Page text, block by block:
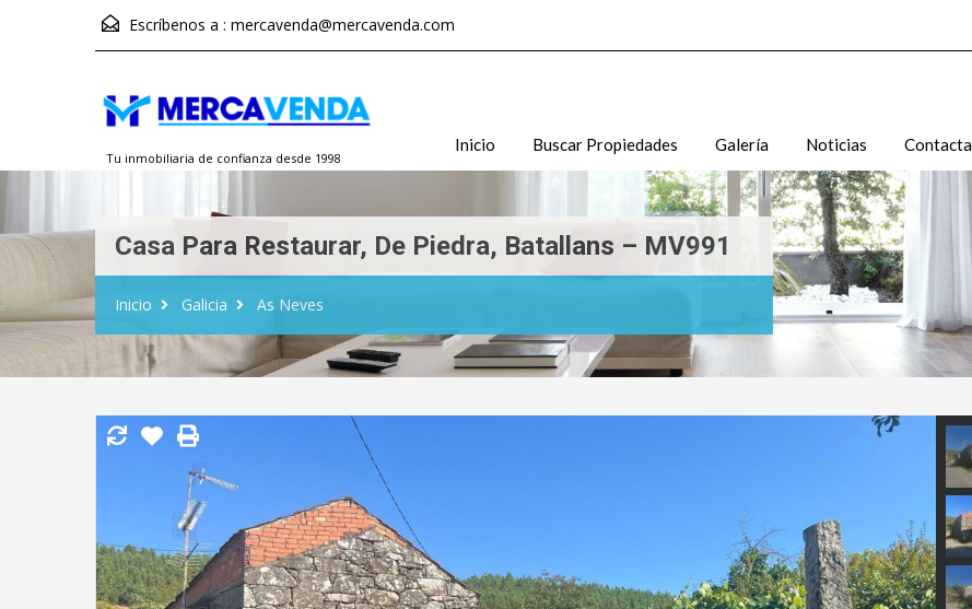
Escríbenos a : mercavenda@mercavenda.com
Tu inmobiliaria de confianza desde 1998
Inicio Buscar Propiedades Galería Noticias
Casa Para Restaurar, De Piedra, Batallans – MV991
Inicio Galicia As Neves